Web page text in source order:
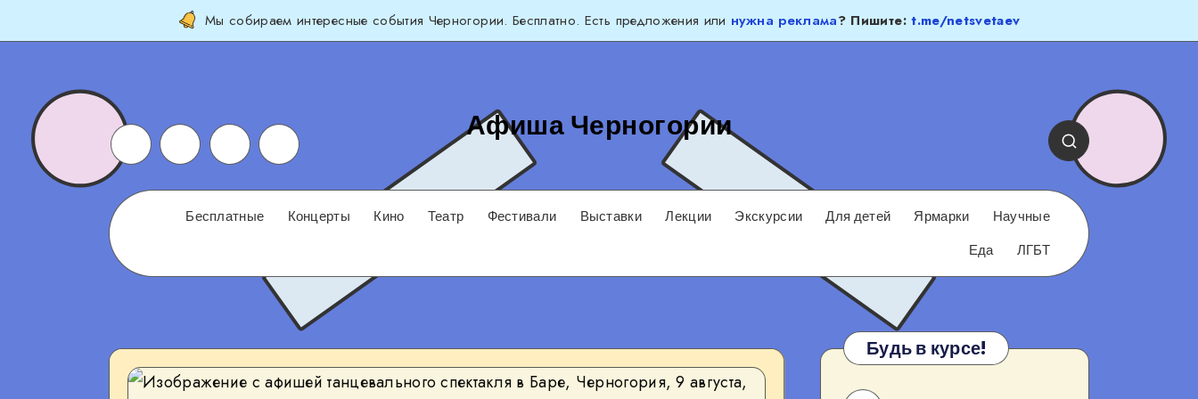
Мы собираем интересные события Черногории. Бесплатно. Есть предложения или нужна реклама? Пишите:t.me/netsvetaev
Афиша Черногории
Бесплатные Концерты Кино Театр Фестивали Выставки Лекции Экскурсии Для детей Ярмарки
Научные
Еда
ЛГБТ
Будь в курсе!